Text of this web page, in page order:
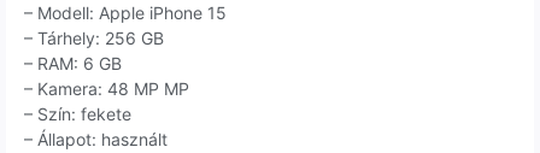
– Modell: Apple iPhone 15
– Tárhely: 256 GB
– RAM: 6 GB
– Kamera: 48 MP MP
– Szín: fekete
– Állapot: használt